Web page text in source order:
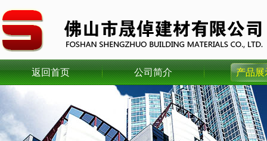
返回首页 公司简介 产品展